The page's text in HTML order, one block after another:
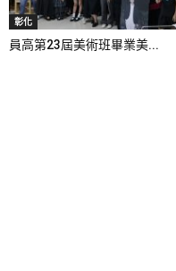
彰化
員高第23屆美術班畢業美...